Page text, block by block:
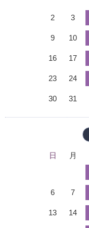
2 3
9 10
16 17
23 24
30 31
日 月
6 7
13 14